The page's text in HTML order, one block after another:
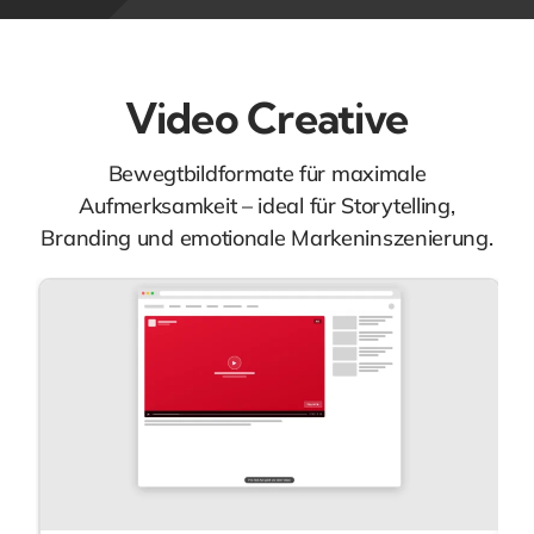
Video Creative
Bewegtbildformate für maximale
Aufmerksamkeit – ideal für Storytelling,
Branding und emotionale Markeninszenierung.